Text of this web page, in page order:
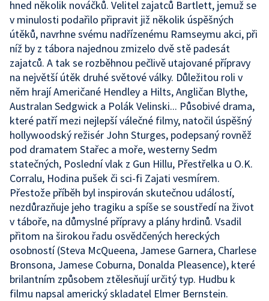
hned několik nováčků. Velitel zajatců Bartlett, jemuž se
v minulosti podařilo připravit již několik úspěšných
útěků, navrhne svému nadřízenému Ramseymu akci, při
níž by z tábora najednou zmizelo dvě stě padesát
zajatců. A tak se rozběhnou pečlivě utajované přípravy
na největší útěk druhé světové války. Důležitou roli v
něm hrají Američané Hendley a Hilts, Angličan Blythe,
Australan Sedgwick a Polák Velinski... Působivé drama,
které patří mezi nejlepší válečné filmy, natočil úspěšný
hollywoodský režisér John Sturges, podepsaný rovněž
pod dramatem Stařec a moře, westerny Sedm
statečných, Poslední vlak z Gun Hillu, Přestřelka u O.K.
Corralu, Hodina pušek či sci-fi Zajati vesmírem.
Přestože příběh byl inspirován skutečnou událostí,
nezdůrazňuje jeho tragiku a spíše se soustředí na život
v táboře, na důmyslné přípravy a plány hrdinů. Vsadil
přitom na širokou řadu osvědčených hereckých
osobností (Steva McQueena, Jamese Garnera, Charlese
Bronsona, Jamese Coburna, Donalda Pleasence), které
brilantním způsobem ztělesňují určitý typ. Hudbu k
filmu napsal americký skladatel Elmer Bernstein.